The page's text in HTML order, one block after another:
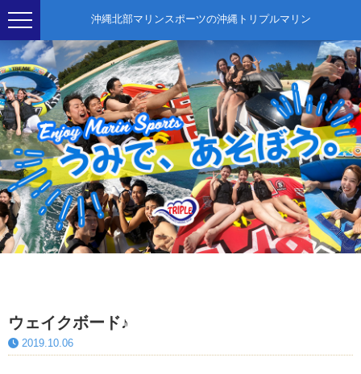
沖縄北部マリンスポーツの沖縄トリプルマリン
ウェイクボード♪
2019.10.06